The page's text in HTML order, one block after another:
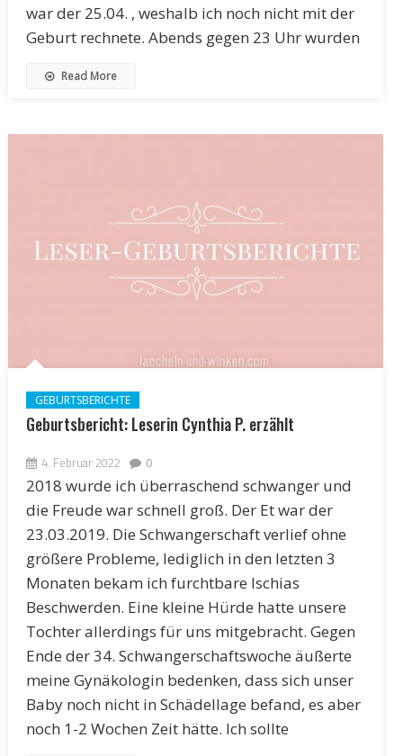
war der 25.04. , weshalb ich noch nicht mit der
Geburt rechnete. Abends gegen 23 Uhr wurden
Read More
GEBURTSBERICHTE
Geburtsbericht: Leserin Cynthia P. erzählt
4. Februar 2022 0
2018 wurde ich überraschend schwanger und
die Freude war schnell groß. Der Et war der
23.03.2019. Die Schwangerschaft verlief ohne
größere Probleme, lediglich in den letzten 3
Monaten bekam ich furchtbare Ischias
Beschwerden. Eine kleine Hürde hatte unsere
Tochter allerdings für uns mitgebracht. Gegen
Ende der 34. Schwangerschaftswoche äußerte
meine Gynäkologin bedenken, dass sich unser
Baby noch nicht in Schädellage befand, es aber
noch 1-2 Wochen Zeit hätte. Ich sollte